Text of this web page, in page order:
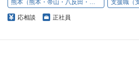
熊本（熊本・帯山・八反田・原口町）
応相談 正社員